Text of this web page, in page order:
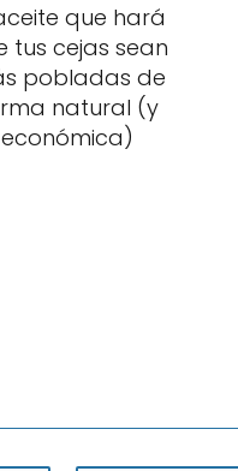
que hará
tus cejas sean
pobladas de
natural (y
económica)